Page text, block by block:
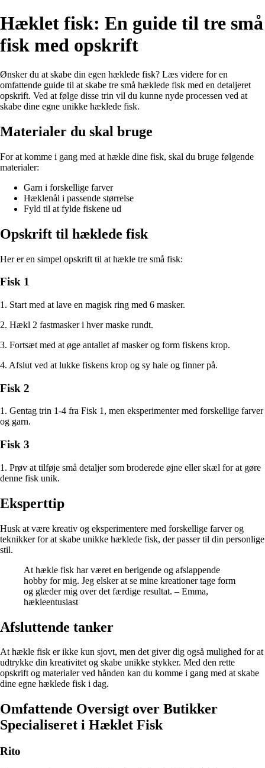
Hæklet fisk: En guide til tre små
fisk med opskrift
Ønsker du at skabe din egen hæklede fisk? Læs videre for en
omfattende guide til at skabe tre små hæklede fisk med en detaljeret
opskrift. Ved at følge disse trin vil du kunne nyde processen ved at
skabe dine egne unikke hæklede fisk.
Materialer du skal bruge
For at komme i gang med at hækle dine fisk, skal du bruge følgende
materialer:
Garn i forskellige farver
Hæklenål i passende størrelse
Fyld til at fylde fiskene ud
Opskrift til hæklede fisk
Her er en simpel opskrift til at hækle tre små fisk:
Fisk 1
1. Start med at lave en magisk ring med 6 masker.
2. Hækl 2 fastmasker i hver maske rundt.
3. Fortsæt med at øge antallet af masker og form fiskens krop.
4. Afslut ved at lukke fiskens krop og sy hale og finner på.
Fisk 2
1. Gentag trin 1-4 fra Fisk 1, men eksperimenter med forskellige farver
og garn.
Fisk 3
1. Prøv at tilføje små detaljer som broderede øjne eller skæl for at gøre
denne fisk unik.
Eksperttip
Husk at være kreativ og eksperimentere med forskellige farver og
teknikker for at skabe unikke hæklede fisk, der passer til din personlige
stil.
At hækle fisk har været en berigende og afslappende
hobby for mig. Jeg elsker at se mine kreationer tage form
og glæder mig over det færdige resultat. – Emma,
hækleentusiast
Afsluttende tanker
At hækle fisk er ikke kun sjovt, men det giver dig også mulighed for at
udtrykke din kreativitet og skabe unikke stykker. Med den rette
opskrift og materialer ved hånden kan du komme i gang med at skabe
dine egne hæklede fisk i dag.
Omfattende Oversigt over Butikker
Specialiseret i Hæklet Fisk
Rito